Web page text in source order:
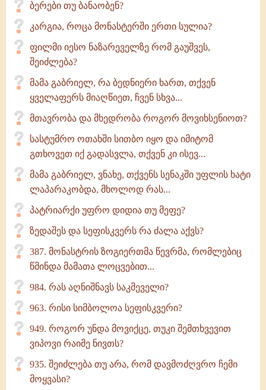
ბერები თუ ბანაობენ?
კარგია, როცა მონასტერში ერთი სულია?
ფილმი იესო ნაზარეველზე რომ გაუშვეს,
შეიძლება?
მამა გაბრიელ, რა ბედნიერი ხართ, თქვენ
ყველაფერს მიაღწიეთ, ჩვენ სხვა...
მთავრობა და მხედრობა როგორ მოვიხსენიოთ?
სასტუმრო ოთახში სითბო იყო და იმიტომ
გთხოვეთ იქ გადასვლა, თქვენ კი ისევ...
მამა გაბრიელ, ვნახე, თქვენს სენაკში უფლის ხატი
ლაპარაკობდა, მხოლოდ რას...
პატრიარქი უფრო დიდია თუ მეფე?
ზედაშეს და სეფისკვერს რა ძალა აქვს?
387. მონასტრის ზოგიერთმა წევრმა, რომლებიც
წმინდა მამათა ლოცვებით...
984. რას აღნიშნავს საკმეველი?
963. რისი სიმბოლოა სეფისკვერი?
949. როგორ უნდა მოვიქცე, თუკი შემთხვევით
ვიპოვი რაიმე ნივთს?
935. შეიძლება თუ არა, რომ დავმოძღვრო ჩემი
მოყვასი?